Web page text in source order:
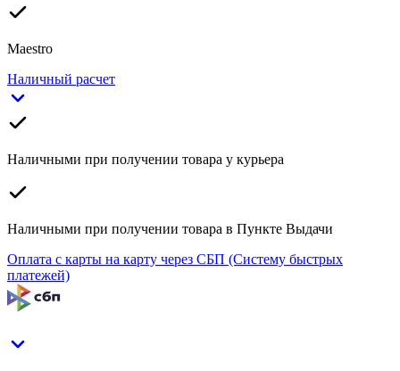
Maestro
Наличный расчет
Наличными при получении товара у курьера
Наличными при получении товара в Пункте Выдачи
Оплата с карты на карту через СБП (Систему быстрых
платежей)